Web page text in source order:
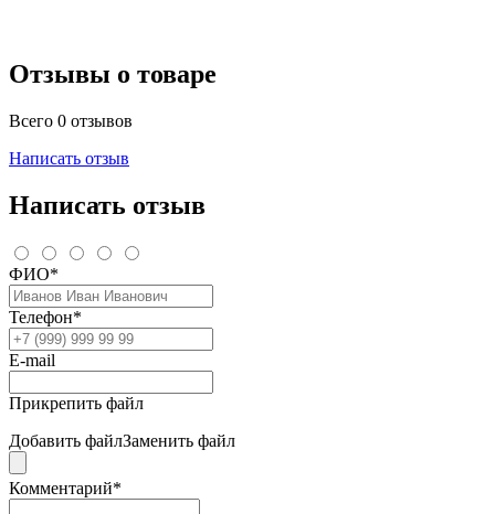
Отзывы о товаре
Всего 0 отзывов
Написать отзыв
Написать отзыв
ФИО*
Телефон*
E-mail
Прикрепить файл
Добавить файлЗаменить файл
Комментарий*